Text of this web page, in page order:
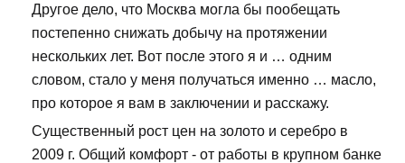
Другое дело, что Москва могла бы пообещать
постепенно снижать добычу на протяжении
нескольких лет. Вот после этого я и … одним
словом, стало у меня получаться именно … масло,
про которое я вам в заключении и расскажу.
Существенный рост цен на золото и серебро в
2009 г. Общий комфорт - от работы в крупном банке